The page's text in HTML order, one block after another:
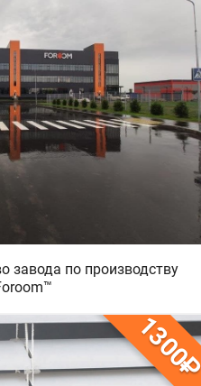
завода по производству